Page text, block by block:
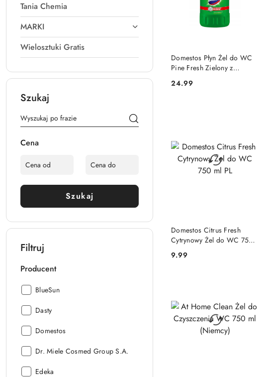
Tania Chemia
MARKI
Wielosztuki Gratis
Szukaj
Cena
Szukaj
Filtruj
Producent
Producent:
BlueSun
Producent:
Dasty
Producent:
Domestos
Producent:
Dr. Miele Cosmed Group S.A.
Producent:
Edeka
Domestos Płyn Żel do WC
Pine Fresh Zielony z
Cena:
24.99
DO KOSZYKA
Domestos Citrus Fresh
Cytrynowy Żel do WC 750
Cena:
9.99
DO KOSZYKA